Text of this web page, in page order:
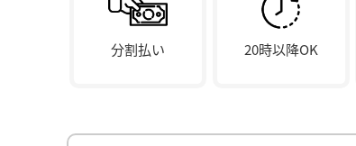
分割払い 20時以降OK